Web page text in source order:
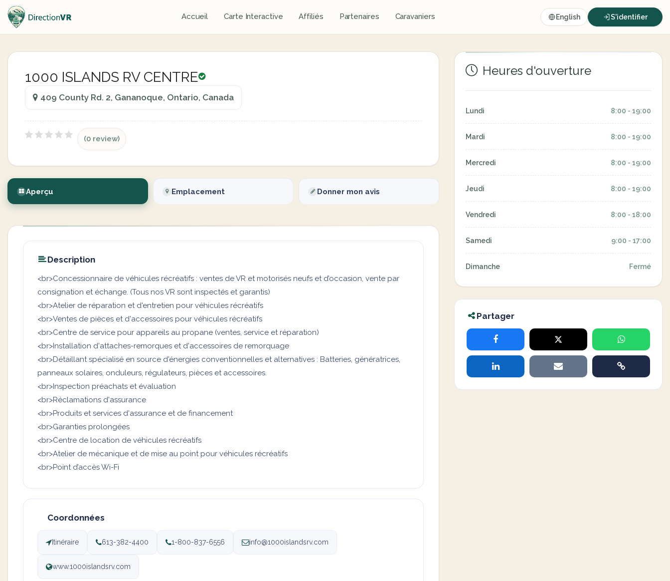
Accueil Carte Interactive Affiliés Partenaires Caravaniers English S'identifier
1000 ISLANDS RV CENTRE
409 County Rd. 2, Gananoque, Ontario, Canada
(0 review)
Aperçu Emplacement Donner mon avis
Description
<br>Concessionnaire de véhicules récréatifs : ventes de VR et motorisés neufs et d’occasion, vente par
consignation et échange. (Tous nos VR sont inspectés et garantis)
<br>Atelier de réparation et d'entretien pour véhicules récréatifs
<br>Ventes de pièces et d'accessoires pour véhicules récréatifs
<br>Centre de service pour appareils au propane (ventes, service et réparation)
<br>Installation d'attaches-remorques et d'accessoires de remorquage
<br>Détaillant spécialisé en source d'énergies conventionnelles et alternatives : Batteries, génératrices,
panneaux solaires, onduleurs, régulateurs, pièces et accessoires.
<br>Inspection préachats et évaluation
<br>Réclamations d'assurance
<br>Produits et services d'assurance et de financement
<br>Garanties prolongées
<br>Centre de location de véhicules récréatifs
<br>Atelier de mécanique et de mise au point pour véhicules récréatifs
<br>Point d’accès Wi-Fi
Coordonnées
Itinéraire 613-382-4400 1-800-837-6556 info@1000islandsrv.com
www.1000islandsrv.com
Heures d'ouverture
Lundi 8:00 - 19:00
Mardi 8:00 - 19:00
Mercredi 8:00 - 19:00
Jeudi 8:00 - 19:00
Vendredi 8:00 - 18:00
Samedi 9:00 - 17:00
Dimanche Fermé
Partager